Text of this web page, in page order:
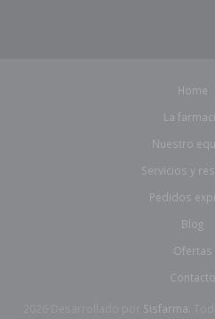
Home
La
Nuestro
Servicios y
Pedidos
Blog
Ofertas
Contacto
Sisfarma.